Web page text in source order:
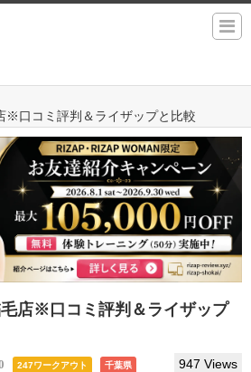
※口コミ評判＆ライザップと比較
店※口コミ評判＆ライザップ
247ワークアウト 千葉県 947 Views